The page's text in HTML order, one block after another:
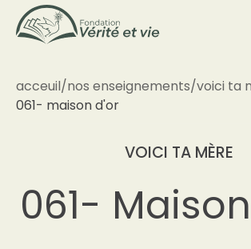
acceuil/nos enseignements/voici ta
061- maison d'or
VOICI TA MÈRE
061-